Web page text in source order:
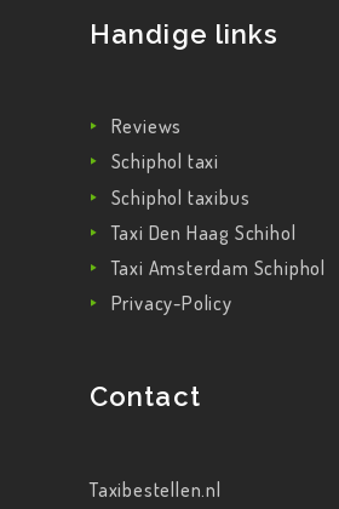
Handige links
Reviews
Schiphol taxi
Schiphol taxibus
Taxi Den Haag Schihol
Taxi Amsterdam Schiphol
Privacy-Policy
Contact
Taxibestellen.nl